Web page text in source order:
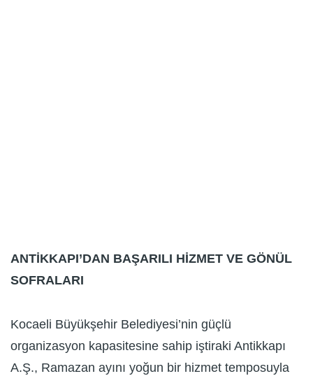
ANTİKKAPI’DAN BAŞARILI HİZMET VE GÖNÜL
SOFRALARI
Kocaeli Büyükşehir Belediyesi’nin güçlü
organizasyon kapasitesine sahip iştiraki Antikkapı
A.Ş., Ramazan ayını yoğun bir hizmet temposuyla